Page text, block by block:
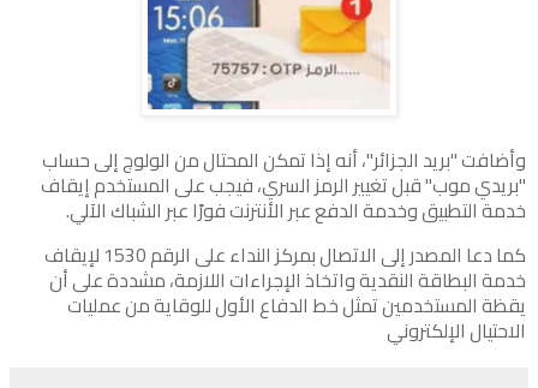
وأضافت "بريد الجزائر"، أنه إذا تمكن المحتال من الولوج إلى حساب
"بريدي موب" قبل تغيير الرمز السري، فيجب على المستخدم إيقاف
خدمة التطبيق وخدمة الدفع عبر الأنترنت فورًا عبر الشباك الآلي.
كما دعا المصدر إلى الاتصال بمركز النداء على الرقم 1530 لإيقاف
خدمة البطاقة النقدية واتخاذ الإجراءات اللازمة، مشددة على أن
يقظة المستخدمين تمثل خط الدفاع الأول للوقاية من عمليات
الاحتيال الإلكتروني